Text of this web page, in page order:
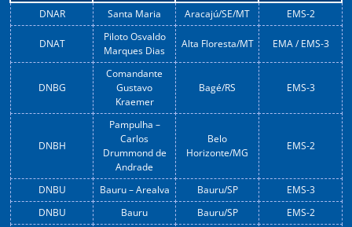
DNAR Santa Maria Aracajú/SE/MT EMS-2
DNAT
Piloto Osvaldo
Marques Dias
Alta Floresta/MT EMA / EMS-3
DNBG
Comandante
Gustavo
Kraemer
Bagé/RS EMS-3
DNBH
Pampulha –
Carlos
Drummond de
Andrade
Belo
Horizonte/MG
EMS-2
DNBU Bauru – Arealva Bauru/SP
EMS-3
DNBU
Bauru Bauru/SP EMS-2